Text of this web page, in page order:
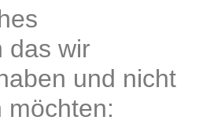
das wir
und nicht
möchten: